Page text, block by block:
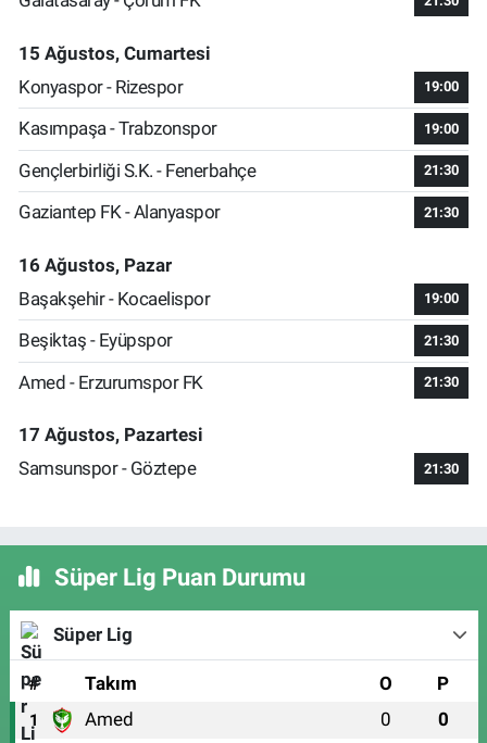
15 Ağustos, Cumartesi
Konyaspor - Rizespor
19:00
Kasımpaşa - Trabzonspor 19:00
Gençlerbirliği S.K. - Fenerbahçe 21:30
Gaziantep FK - Alanyaspor 21:30
16 Ağustos, Pazar
Başakşehir - Kocaelispor
19:00
Beşiktaş - Eyüpspor 21:30
Amed - Erzurumspor FK 21:30
17 Ağustos, Pazartesi
Samsunspor - Göztepe
21:30
Süper Lig Puan Durumu
Süper Lig
# Takım O P
1 Amed 0 0